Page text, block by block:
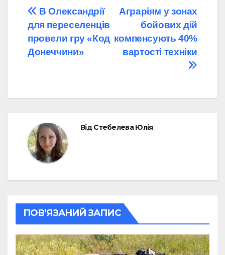
Навігація
записів
Аграріям у зонах
бойових дій
компенсують 40%
вартості техніки
В Олександрії
для переселенців
провели гру «Код
Донеччини»
ВідСтебелева Юлія
ПОВ’ЯЗАНИЙ ЗАПИС